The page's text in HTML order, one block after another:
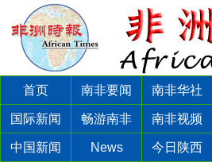
首页 南非要闻 南非华社
国际新闻 畅游南非 南非视频
中国新闻 News 今日陕西